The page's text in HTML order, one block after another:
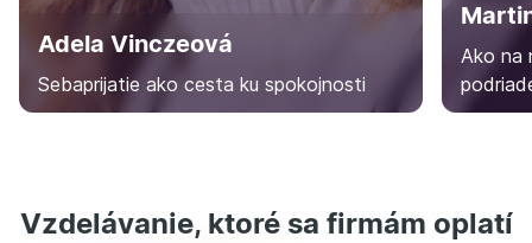
Adela Vinczeová
Sebaprijatie ako cesta ku spokojnosti
Ako na
Vzdelávanie, ktoré sa firmám oplatí